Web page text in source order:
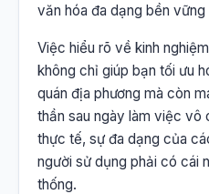
văn hóa đa dạng bền vững
Việc hiểu rõ về kinh
không chỉ giúp bạn tối ưu
quán địa phương mà còn
thần sau ngày làm việc vô
thực tế, sự đa dạng của
người sử dụng phải có cái
thống.